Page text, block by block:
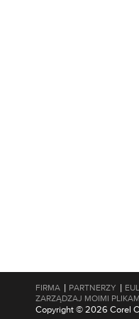
FIRMA | PARTNERZY |
ZARZĄDZAJ MOIMI
Copyright © 2026 Corel